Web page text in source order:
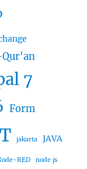
7
Form
jakarta
JAVA
RED node js